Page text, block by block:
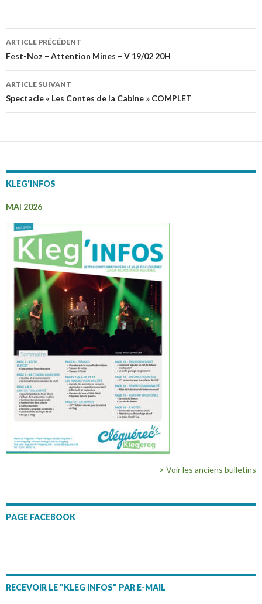
Navigation
des
articles
ARTICLE PRÉCÉDENT
Fest-Noz – Attention Mines – V 19/02 20H
ARTICLE SUIVANT
Spectacle « Les Contes de la Cabine » COMPLET
KLEG'INFOS
MAI 2026
> Voir les anciens bulletins
PAGE FACEBOOK
RECEVOIR LE "KLEG INFOS" PAR E-MAIL